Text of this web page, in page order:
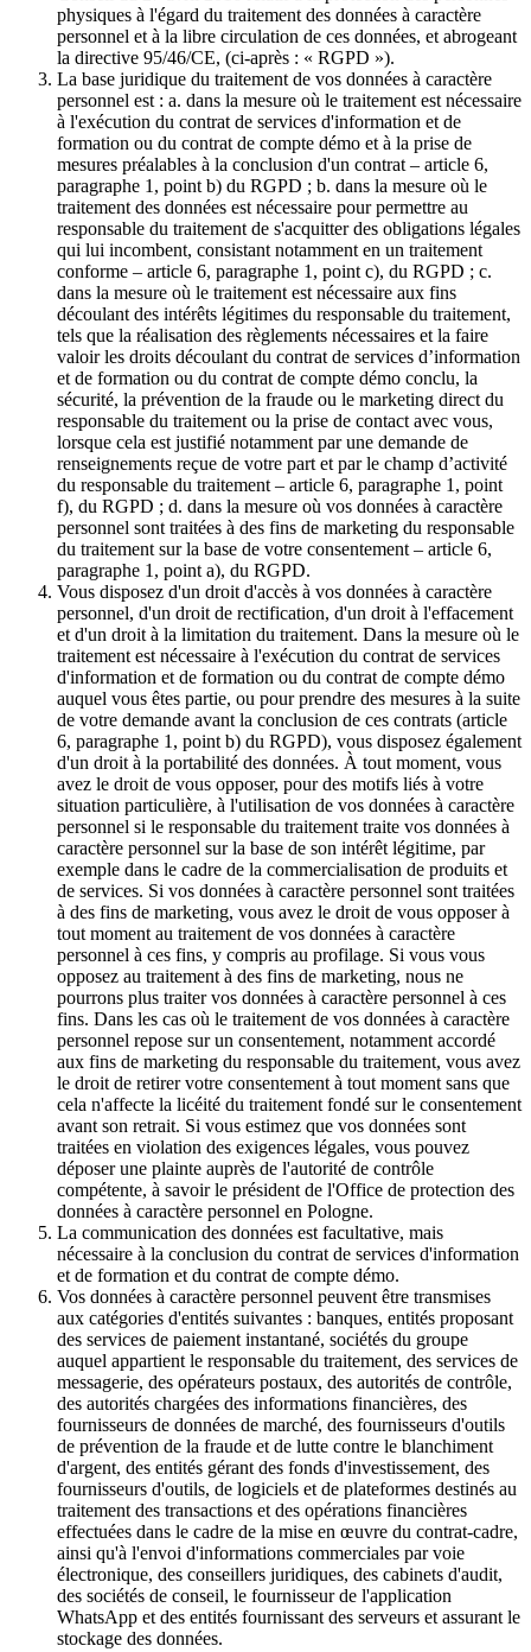
physiques à l'égard du traitement des données à caractère
personnel et à la libre circulation de ces données, et abrogeant
la directive 95/46/CE, (ci-après : « RGPD »).
La base juridique du traitement de vos données à caractère
personnel est : a. dans la mesure où le traitement est nécessaire
à l'exécution du contrat de services d'information et de
formation ou du contrat de compte démo et à la prise de
mesures préalables à la conclusion d'un contrat – article 6,
paragraphe 1, point b) du RGPD ; b. dans la mesure où le
traitement des données est nécessaire pour permettre au
responsable du traitement de s'acquitter des obligations légales
qui lui incombent, consistant notamment en un traitement
conforme – article 6, paragraphe 1, point c), du RGPD ; c.
dans la mesure où le traitement est nécessaire aux fins
découlant des intérêts légitimes du responsable du traitement,
tels que la réalisation des règlements nécessaires et la faire
valoir les droits découlant du contrat de services d’information
et de formation ou du contrat de compte démo conclu, la
sécurité, la prévention de la fraude ou le marketing direct du
responsable du traitement ou la prise de contact avec vous,
lorsque cela est justifié notamment par une demande de
renseignements reçue de votre part et par le champ d’activité
du responsable du traitement – article 6, paragraphe 1, point
f), du RGPD ; d. dans la mesure où vos données à caractère
personnel sont traitées à des fins de marketing du responsable
du traitement sur la base de votre consentement – article 6,
paragraphe 1, point a), du RGPD.
Vous disposez d'un droit d'accès à vos données à caractère
personnel, d'un droit de rectification, d'un droit à l'effacement
et d'un droit à la limitation du traitement. Dans la mesure où le
traitement est nécessaire à l'exécution du contrat de services
d'information et de formation ou du contrat de compte démo
auquel vous êtes partie, ou pour prendre des mesures à la suite
de votre demande avant la conclusion de ces contrats (article
6, paragraphe 1, point b) du RGPD), vous disposez également
d'un droit à la portabilité des données. À tout moment, vous
avez le droit de vous opposer, pour des motifs liés à votre
situation particulière, à l'utilisation de vos données à caractère
personnel si le responsable du traitement traite vos données à
caractère personnel sur la base de son intérêt légitime, par
exemple dans le cadre de la commercialisation de produits et
de services. Si vos données à caractère personnel sont traitées
à des fins de marketing, vous avez le droit de vous opposer à
tout moment au traitement de vos données à caractère
personnel à ces fins, y compris au profilage. Si vous vous
opposez au traitement à des fins de marketing, nous ne
pourrons plus traiter vos données à caractère personnel à ces
fins. Dans les cas où le traitement de vos données à caractère
personnel repose sur un consentement, notamment accordé
aux fins de marketing du responsable du traitement, vous avez
le droit de retirer votre consentement à tout moment sans que
cela n'affecte la licéité du traitement fondé sur le consentement
avant son retrait. Si vous estimez que vos données sont
traitées en violation des exigences légales, vous pouvez
déposer une plainte auprès de l'autorité de contrôle
compétente, à savoir le président de l'Office de protection des
données à caractère personnel en Pologne.
La communication des données est facultative, mais
nécessaire à la conclusion du contrat de services d'information
et de formation et du contrat de compte démo.
Vos données à caractère personnel peuvent être transmises
aux catégories d'entités suivantes : banques, entités proposant
des services de paiement instantané, sociétés du groupe
auquel appartient le responsable du traitement, des services de
messagerie, des opérateurs postaux, des autorités de contrôle,
des autorités chargées des informations financières, des
fournisseurs de données de marché, des fournisseurs d'outils
de prévention de la fraude et de lutte contre le blanchiment
d'argent, des entités gérant des fonds d'investissement, des
fournisseurs d'outils, de logiciels et de plateformes destinés au
traitement des transactions et des opérations financières
effectuées dans le cadre de la mise en œuvre du contrat-cadre,
ainsi qu'à l'envoi d'informations commerciales par voie
électronique, des conseillers juridiques, des cabinets d'audit,
des sociétés de conseil, le fournisseur de l'application
WhatsApp et des entités fournissant des serveurs et assurant le
stockage des données.